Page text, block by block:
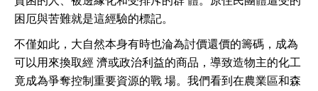
困厄與苦難就是這經驗的標記。
不僅如此，大自然本身有時也淪為討價還價的籌碼，成為
可以用來換取經 濟或政治利益的商品，導致造物主的化工
竟成為爭奪控制重要資源的戰 場。我們看到在農業區和森